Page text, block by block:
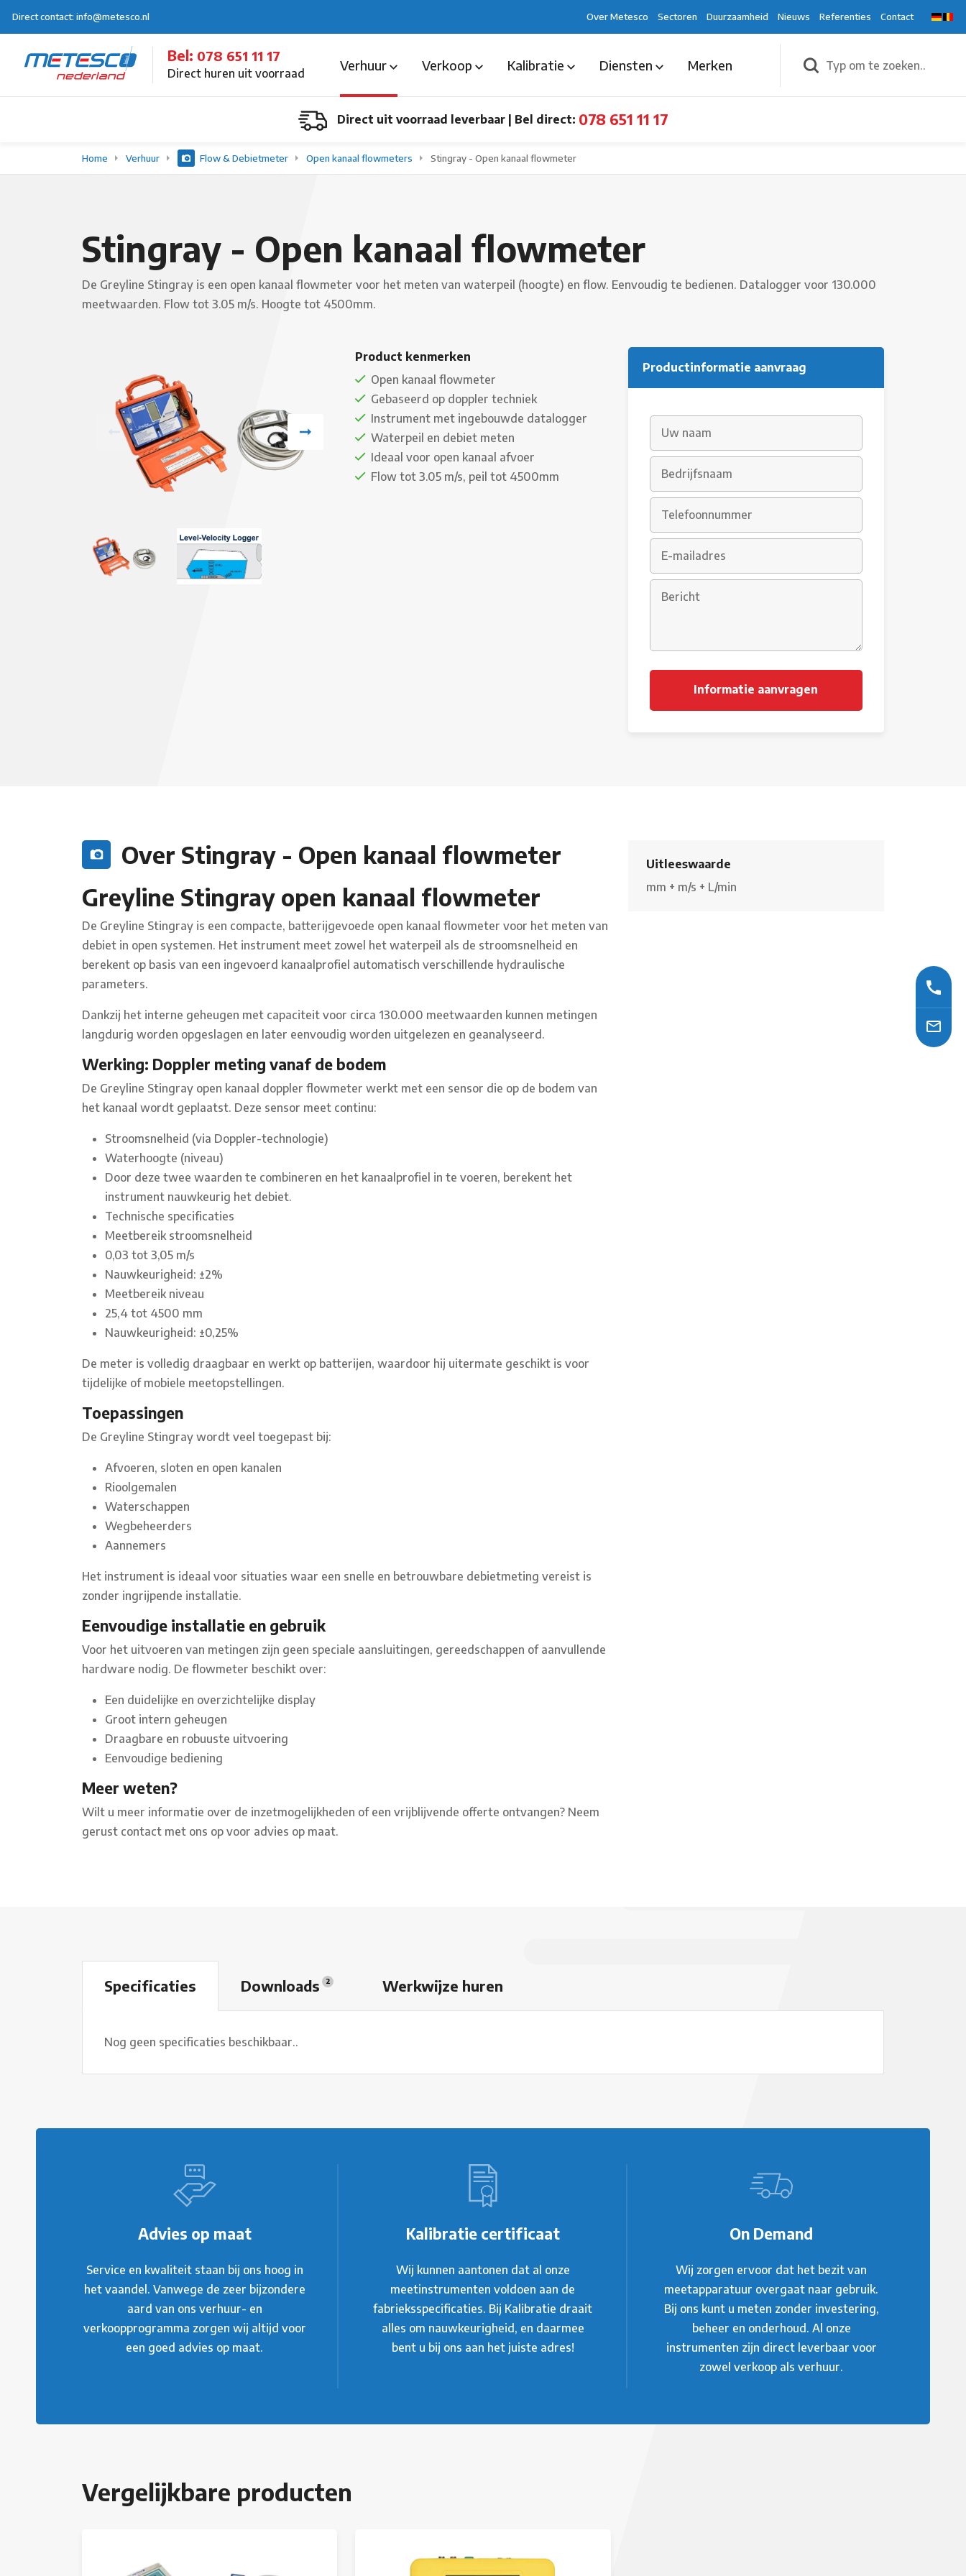
Direct contact: info@metesco.nl Over Metesco Sectoren Duurzaamheid Nieuws Referenties Contact
Bel: 078 651 11 17
Direct huren uit voorraad Verhuur Verkoop Kalibratie Diensten Merken
Direct uit voorraad leverbaar Bel direct: 078 651 11 17
Home Verhuur Flow & Debietmeter Open kanaal flowmeters Stingray - Open kanaal flowmeter
Stingray - Open kanaal flowmeter
De Greyline Stingray is een open kanaal flowmeter voor het meten van waterpeil (hoogte) en flow. Eenvoudig te bedienen. Datalogger voor 130.000
meetwaarden. Flow tot 3.05 m/s. Hoogte tot 4500mm.
Product kenmerken
Open kanaal flowmeter
Gebaseerd op doppler techniek
Instrument met ingebouwde datalogger
Waterpeil en debiet meten
Ideaal voor open kanaal afvoer
Flow tot 3.05 m/s, peil tot 4500mm
Productinformatie aanvraag
Over Stingray - Open kanaal flowmeter
Greyline Stingray open kanaal flowmeter
De Greyline Stingray is een compacte, batterijgevoede open kanaal flowmeter voor het meten van
debiet in open systemen. Het instrument meet zowel het waterpeil als de stroomsnelheid en
berekent op basis van een ingevoerd kanaalprofiel automatisch verschillende hydraulische
parameters.
Dankzij het interne geheugen met capaciteit voor circa 130.000 meetwaarden kunnen metingen
langdurig worden opgeslagen en later eenvoudig worden uitgelezen en geanalyseerd.
Werking: Doppler meting vanaf de bodem
De Greyline Stingray open kanaal doppler flowmeter werkt met een sensor die op de bodem van
het kanaal wordt geplaatst. Deze sensor meet continu:
Stroomsnelheid (via Doppler-technologie)
Waterhoogte (niveau)
Door deze twee waarden te combineren en het kanaalprofiel in te voeren, berekent het
instrument nauwkeurig het debiet.
Technische specificaties
Meetbereik stroomsnelheid
0,03 tot 3,05 m/s
Nauwkeurigheid: ±2%
Meetbereik niveau
25,4 tot 4500 mm
Nauwkeurigheid: ±0,25%
De meter is volledig draagbaar en werkt op batterijen, waardoor hij uitermate geschikt is voor
tijdelijke of mobiele meetopstellingen.
Toepassingen
De Greyline Stingray wordt veel toegepast bij:
Afvoeren, sloten en open kanalen
Rioolgemalen
Waterschappen
Wegbeheerders
Aannemers
Het instrument is ideaal voor situaties waar een snelle en betrouwbare debietmeting vereist is
zonder ingrijpende installatie.
Eenvoudige installatie en gebruik
Voor het uitvoeren van metingen zijn geen speciale aansluitingen, gereedschappen of aanvullende
hardware nodig. De flowmeter beschikt over:
Een duidelijke en overzichtelijke display
Groot intern geheugen
Draagbare en robuuste uitvoering
Eenvoudige bediening
Meer weten?
Wilt u meer informatie over de inzetmogelijkheden of een vrijblijvende offerte ontvangen? Neem
gerust contact met ons op voor advies op maat.
Uitleeswaarde
mm + m/s + L/min
Specificaties Downloads 2 Werkwijze huren
Nog geen specificaties beschikbaar..
Advies op maat
Service en kwaliteit staan bij ons hoog in
het vaandel. Vanwege de zeer bijzondere
aard van ons verhuur- en
verkoopprogramma zorgen wij altijd voor
een goed advies op maat.
Kalibratie certificaat
Wij kunnen aantonen dat al onze
meetinstrumenten voldoen aan de
fabrieksspecificaties. Bij Kalibratie draait
alles om nauwkeurigheid, en daarmee
bent u bij ons aan het juiste adres!
On Demand
Wij zorgen ervoor dat het bezit van
meetapparatuur overgaat naar gebruik.
Bij ons kunt u meten zonder investering,
beheer en onderhoud. Al onze
instrumenten zijn direct leverbaar voor
zowel verkoop als verhuur.
Vergelijkbare producten